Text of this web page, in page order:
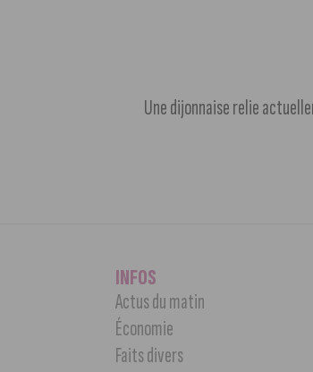
Une dijonnaise relie
INFOS
Actus du matin
Économie
Faits divers